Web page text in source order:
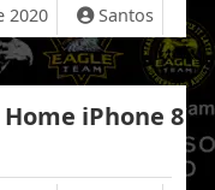
2020 Santos
Home iPhone 8